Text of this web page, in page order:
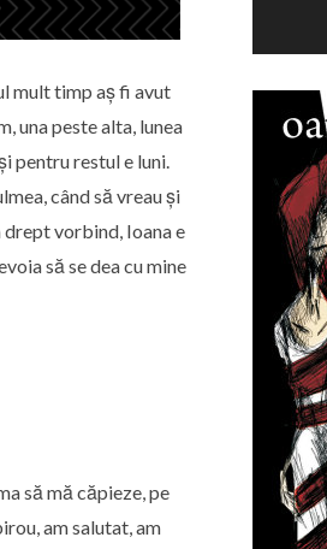
mult timp aș fi avut
una peste alta, lunea
pentru restul e luni.
când să vreau și
drept vorbind, Ioana e
să se dea cu mine
să mă căpieze, pe
am salutat, am